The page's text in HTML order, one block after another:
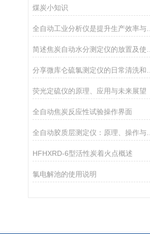
煤炭小知识
全自动工业分析仪是提升生产效率与质量保障的设备
荧光定硫仪的原理、应用与未来展望
全自动焦炭反应性试验操作界面
全自动胶质层测定仪：原理、操作与应用详解
HFHXRD-6型活性炭着火点概述
氯电解池的使用说明